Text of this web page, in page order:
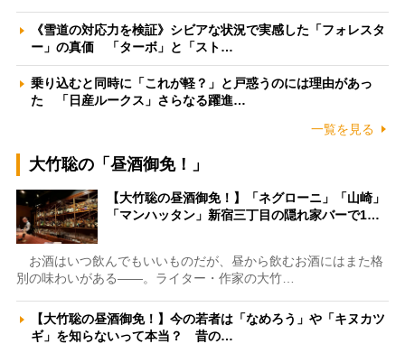
《雪道の対応力を検証》シビアな状況で実感した「フォレスタ
ー」の真価 「ターボ」と「スト…
乗り込むと同時に「これが軽？」と戸惑うのには理由があっ
た 「日産ルークス」さらなる躍進…
一覧を見る
大竹聡の「昼酒御免！」
【大竹聡の昼酒御免！】「ネグローニ」「山崎」
「マンハッタン」新宿三丁目の隠れ家バーで1…
お酒はいつ飲んでもいいものだが、昼から飲むお酒にはまた格
別の味わいがある――。ライター・作家の大竹…
【大竹聡の昼酒御免！】今の若者は「なめろう」や「キヌカツ
ギ」を知らないって本当？ 昔の…